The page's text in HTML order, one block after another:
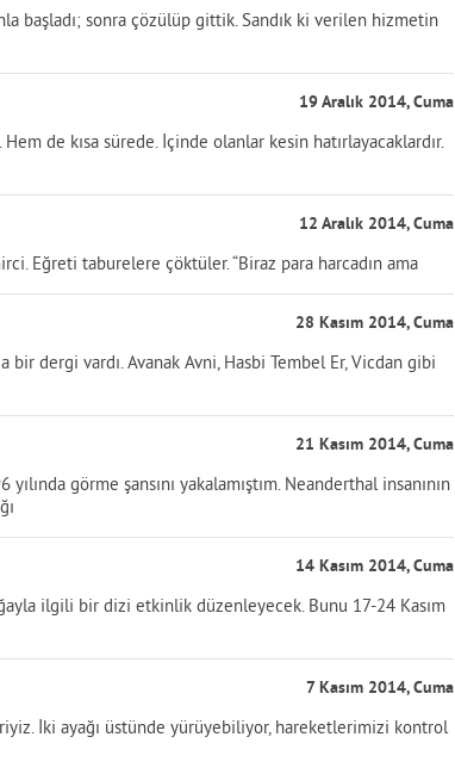
başladı; sonra çözülüp gittik. Sandık ki verilen hizmetin
19 Aralık 2014, Cuma
de kısa sürede. İçinde olanlar kesin hatırlayacaklardır.
12 Aralık 2014, Cuma
Eğreti taburelere çöktüler. “Biraz para harcadın ama
28 Kasım 2014, Cuma
bir dergi vardı. Avanak Avni, Hasbi Tembel Er, Vicdan gibi
21 Kasım 2014, Cuma
yılında görme şansını yakalamıştım. Neanderthal insanının
14 Kasım 2014, Cuma
ilgili bir dizi etkinlik düzenleyecek. Bunu 17-24 Kasım
7 Kasım 2014, Cuma
İki ayağı üstünde yürüyebiliyor, hareketlerimizi kontrol